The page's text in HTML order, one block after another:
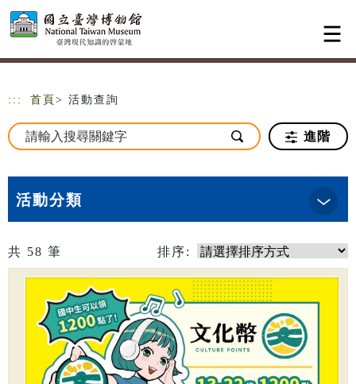
跳到主要內容
網站導覽
::: 首頁 > 活動查詢
進階
活動分類
共 58 筆 排序: